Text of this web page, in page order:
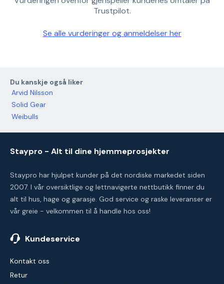
Trustpilot.
Se alle vurderinger og anmeldelser her
Du kanskje også liker
Arvid Nilsson
Solid Gear
Weibulls
Staypro - Alt til dine hjemmeprosjekter
Staypro har hjulpet kunder på det nordiske markedet siden
2007. I vår oversiktlige og lettnavigerte nettbutikk finner du
alt til hus, hage og garasje. God service og raske leveranser er
vår greie - velkommen til å handle hos oss!
Kundeservice
Kontakt oss
Retur